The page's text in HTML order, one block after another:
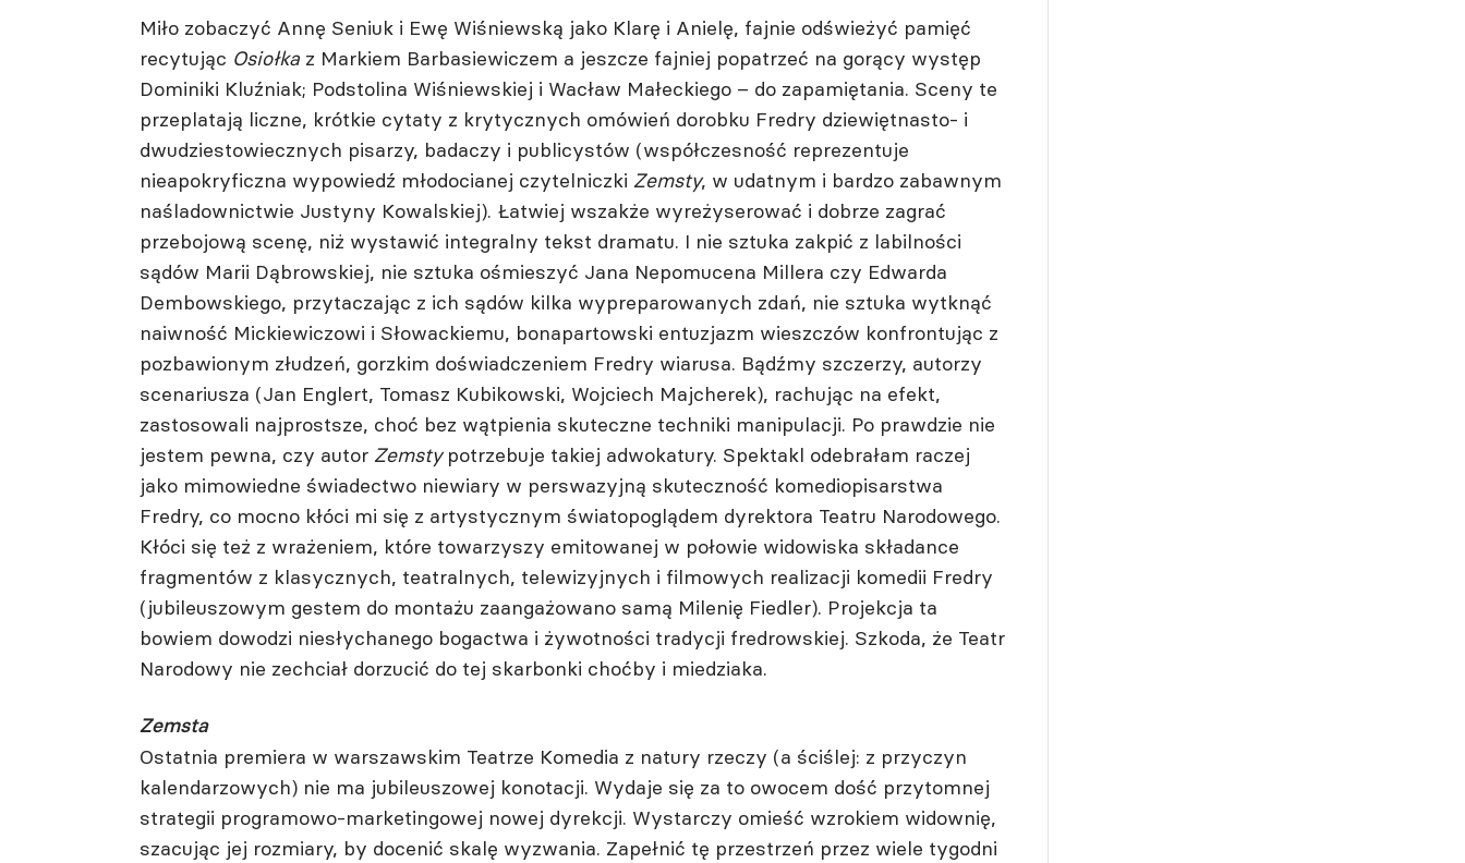
Miło zobaczyć Annę Seniuk i Ewę Wiśniewską jako Klarę i Anielę, fajnie odświeżyć pamięć
recytując Osiołka z Markiem Barbasiewiczem a jeszcze fajniej popatrzeć na gorący występ
Dominiki Kluźniak; Podstolina Wiśniewskiej i Wacław Małeckiego – do zapamiętania. Sceny te
przeplatają liczne, krótkie cytaty z krytycznych omówień dorobku Fredry dziewiętnasto- i
dwudziestowiecznych pisarzy, badaczy i publicystów (współczesność reprezentuje
nieapokryficzna wypowiedź młodocianej czytelniczki Zemsty, w udatnym i bardzo zabawnym
naśladownictwie Justyny Kowalskiej). Łatwiej wszakże wyreżyserować i dobrze zagrać
przebojową scenę, niż wystawić integralny tekst dramatu. I nie sztuka zakpić z labilności
sądów Marii Dąbrowskiej, nie sztuka ośmieszyć Jana Nepomucena Millera czy Edwarda
Dembowskiego, przytaczając z ich sądów kilka wypreparowanych zdań, nie sztuka wytknąć
naiwność Mickiewiczowi i Słowackiemu, bonapartowski entuzjazm wieszczów konfrontując z
pozbawionym złudzeń, gorzkim doświadczeniem Fredry wiarusa. Bądźmy szczerzy, autorzy
scenariusza (Jan Englert, Tomasz Kubikowski, Wojciech Majcherek), rachując na efekt,
zastosowali najprostsze, choć bez wątpienia skuteczne techniki manipulacji. Po prawdzie nie
jestem pewna, czy autor Zemsty potrzebuje takiej adwokatury. Spektakl odebrałam raczej
jako mimowiedne świadectwo niewiary w perswazyjną skuteczność komediopisarstwa
Fredry, co mocno kłóci mi się z artystycznym światopoglądem dyrektora Teatru Narodowego.
Kłóci się też z wrażeniem, które towarzyszy emitowanej w połowie widowiska składance
fragmentów z klasycznych, teatralnych, telewizyjnych i filmowych realizacji komedii Fredry
(jubileuszowym gestem do montażu zaangażowano samą Milenię Fiedler). Projekcja ta
bowiem dowodzi niesłychanego bogactwa i żywotności tradycji fredrowskiej. Szkoda, że Teatr
Narodowy nie zechciał dorzucić do tej skarbonki choćby i miedziaka.
Zemsta
Ostatnia premiera w warszawskim Teatrze Komedia z natury rzeczy (a ściślej: z przyczyn
kalendarzowych) nie ma jubileuszowej konotacji. Wydaje się za to owocem dość przytomnej
strategii programowo-marketingowej nowej dyrekcji. Wystarczy omieść wzrokiem widownię,
szacując jej rozmiary, by docenić skalę wyzwania. Zapełnić tę przestrzeń przez wiele tygodni